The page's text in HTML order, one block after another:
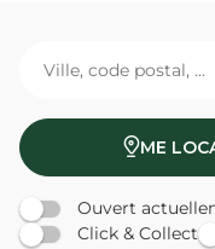
ME
Ouvert
Click & Collect